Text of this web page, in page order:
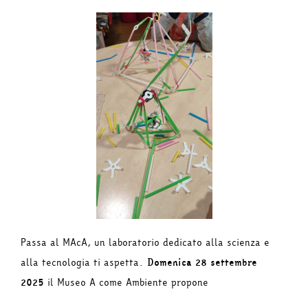
Passa al MAcA, un laboratorio dedicato alla scienza e
alla tecnologia ti aspetta. Domenica 28 settembre
2025 il Museo A come Ambiente propone